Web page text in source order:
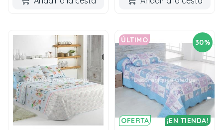
30%
OFERTA ¡EN TIENDA!
ÚLTIMO